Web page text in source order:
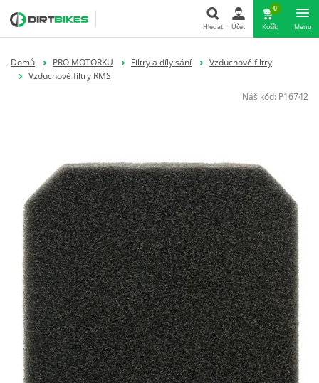
Hledat
Hledat Účet
0
Košík Menu
Domů PRO MOTORKU Filtry a díly sání
Vzduchové filtry
Vzduchové filtry RMS
Náš kód: P16742